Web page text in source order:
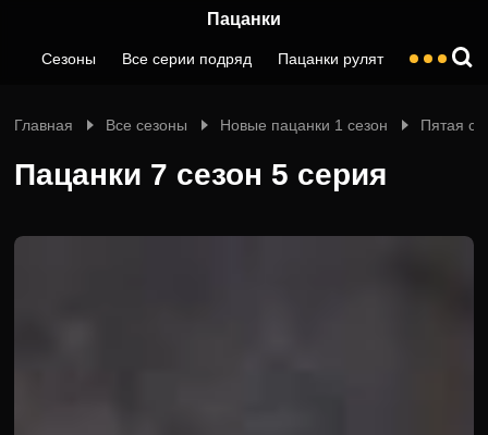
Пацанки
Сезоны Все серии подряд Пацанки рулят
Главная Все сезоны Новые пацанки 1 сезон Пятая
Пацанки 7 сезон 5 серия